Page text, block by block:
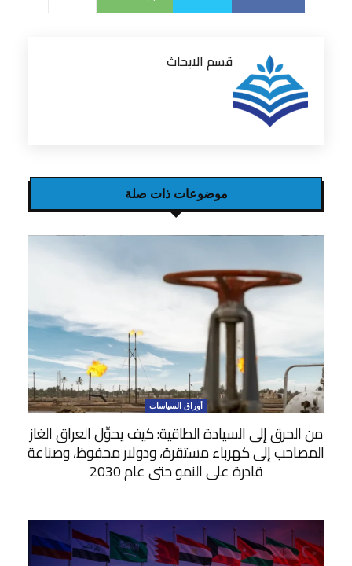
قسم الابحاث
موضوعات ذات صلة
أوراق السياسات
من الحرق إلى السيادة الطاقية: كيف يحوِّل العراق الغاز
المصاحب إلى كهرباء مستقرة، ودولار محفوظ، وصناعة
قادرة على النمو حتى عام 2030